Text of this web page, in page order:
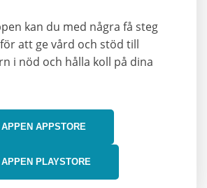
kan du med några få steg
att ge vård och stöd till
i nöd och hålla koll på dina
APPSTORE
PLAYSTORE